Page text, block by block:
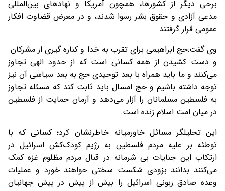
برخی دیگر از کشورها، همچون آمریکا و نهادهای بین‌المللی
مدعی آزادی و حقوق بشر رسوا شدند، و در معرض قضاوت افکار
عمومی قرار گرفتند.
وی گفت:حج ابراهیمی برای تقرب به خدا و کناره گیری از مشرکان
و دست کشیدن از همه کسانی است که از حدود الهی تجاوز
می‌کنند و ما باید همراه با بعد توحیدی حج به بعد سیاسی آن نیز
توجه داشته باشیم و حج امسال باید ثابت کند که مسئله تجاوز
به فلسطین مسلمانان را آزار می‌دهد و آرمان حمایت از فلسطین
در میان امت اسلام زنده است.
این تحلیلگر مسائل خاورمیانه خاطرنشان کرد؛ کسانی که با
توطئه بر علیه مردم فلسطین به رژیم کودک‌کش اسرائیل در
ارتکاب این جنایات بی شرمانه در قبال مردم مظلوم غزه کمک
می‌کنند بدانند بزودی شکست سختی خواهند خورد و عملیات
وعده صادق زبونی اسرائیل را بیش از پیش در پیش جهانیان